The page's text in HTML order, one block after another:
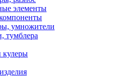
элементы
умножители
тумблера
кулеры